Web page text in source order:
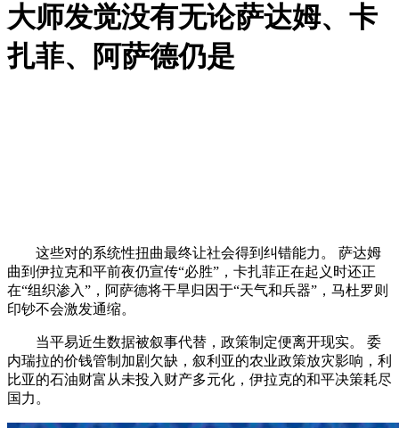
大师发觉没有无论萨达姆、卡
扎菲、阿萨德仍是
这些对的系统性扭曲最终让社会得到纠错能力。 萨达姆
曲到伊拉克和平前夜仍宣传“必胜”，卡扎菲正在起义时还正
在“组织渗入”，阿萨德将干旱归因于“天气和兵器”，马杜罗则
印钞不会激发通缩。
当平易近生数据被叙事代替，政策制定便离开现实。 委
内瑞拉的价钱管制加剧欠缺，叙利亚的农业政策放灾影响，利
比亚的石油财富从未投入财产多元化，伊拉克的和平决策耗尽
国力。